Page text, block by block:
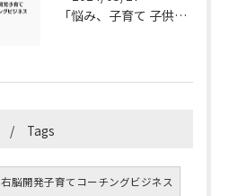
「悩み、子育て 子供の発達」を解決する右脳開発子育てコーチングビジネス業界の魅力とは？
Tags
右脳開発子育てコーチングビジネス